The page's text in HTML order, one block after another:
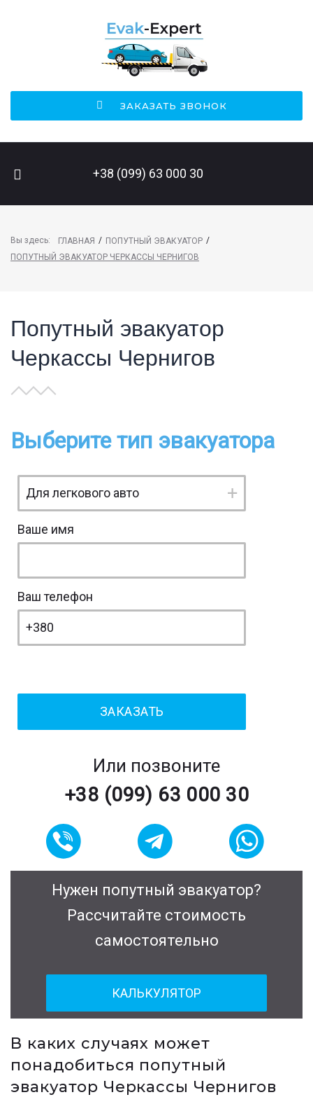
ЗАКАЗАТЬ ЗВОНОК
+38 (099) 63 000 30
Вы здесь: ГЛАВНАЯ / ПОПУТНЫЙ ЭВАКУАТОР /
ПОПУТНЫЙ ЭВАКУАТОР ЧЕРКАССЫ ЧЕРНИГОВ
Попутный эвакуатор
Черкассы Чернигов
Выберите тип эвакуатора
Ваше имя
Ваш телефон
Или позвоните
+38 (099) 63 000 30
Нужен попутный эвакуатор?
Рассчитайте стоимость
самостоятельно
КАЛЬКУЛЯТОР
В каких случаях может
понадобиться попутный
эвакуатор Черкассы Чернигов
ПОИСК НА САЙТЕ